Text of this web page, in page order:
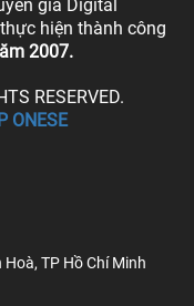
gia Digital
hiện thành công
2007.
RESERVED.
ONESE
TP Hồ Chí Minh